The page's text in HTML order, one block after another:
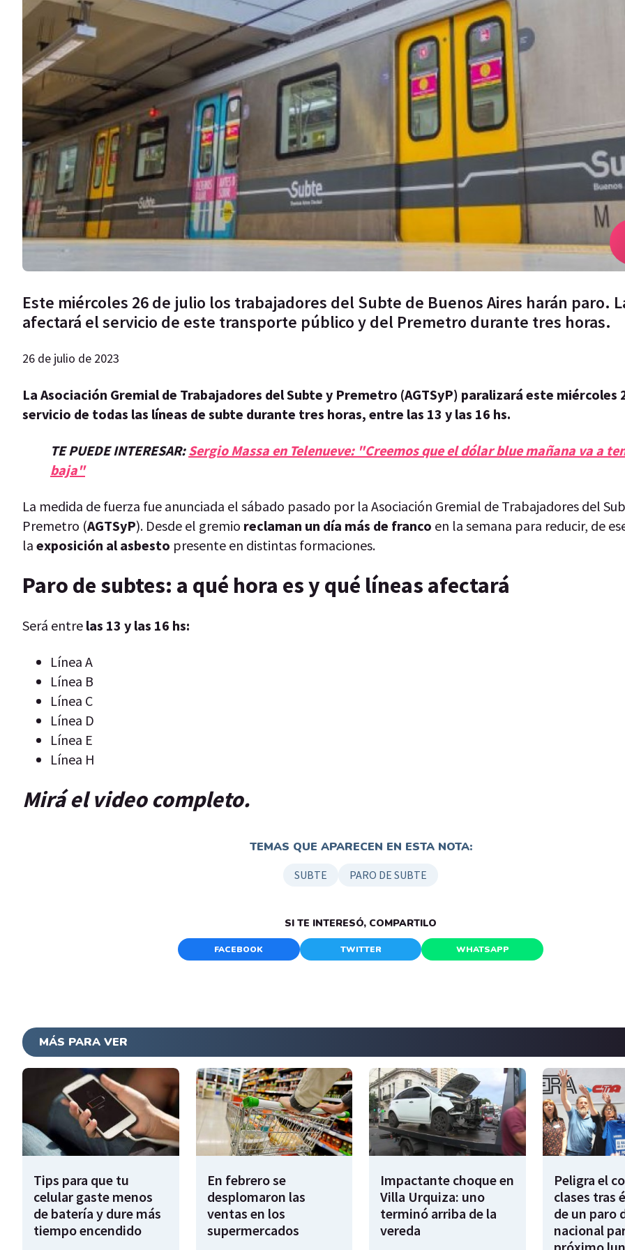
Este miércoles 26 de julio los trabajadores del Subte de Buenos Aires harán paro.
afectará el servicio de este transporte público y del Premetro durante tres horas.
26 de julio de 2023
La Asociación Gremial de Trabajadores del Subte y Premetro (AGTSyP) paralizará este miércoles
servicio de todas las líneas de subte durante tres horas, entre las 13 y las 16 hs.
TE PUEDE INTERESAR: Sergio Massa en Telenueve: "Creemos que el dólar blue mañana va a
baja"
La medida de fuerza fue anunciada el sábado pasado por la Asociación Gremial de Trabajadores del
Premetro (AGTSyP). Desde el gremio reclaman un día más de franco en la semana para reducir, de
la exposición al asbesto presente en distintas formaciones.
Paro de subtes: a qué hora es y qué líneas afectará
Será entre las 13 y las 16 hs:
Línea A
Línea B
Línea C
Línea D
Línea E
Línea H
Mirá el video completo.
TEMAS QUE APARECEN EN ESTA NOTA:
SUBTE PARO DE SUBTE
SI TE INTERESÓ, COMPARTILO
FACEBOOK TWITTER WHATSAPP
MÁS PARA VER
Tips para que tu
celular gaste menos
de batería y dure más
tiempo encendido
En febrero se
desplomaron las
ventas en los
supermercados
Impactante choque en
Villa Urquiza: uno
terminó arriba de la
vereda
Peligra el
clases tras
de un paro
nacional